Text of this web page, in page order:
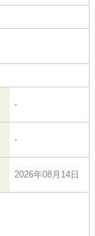
-
-
2026年08月14日